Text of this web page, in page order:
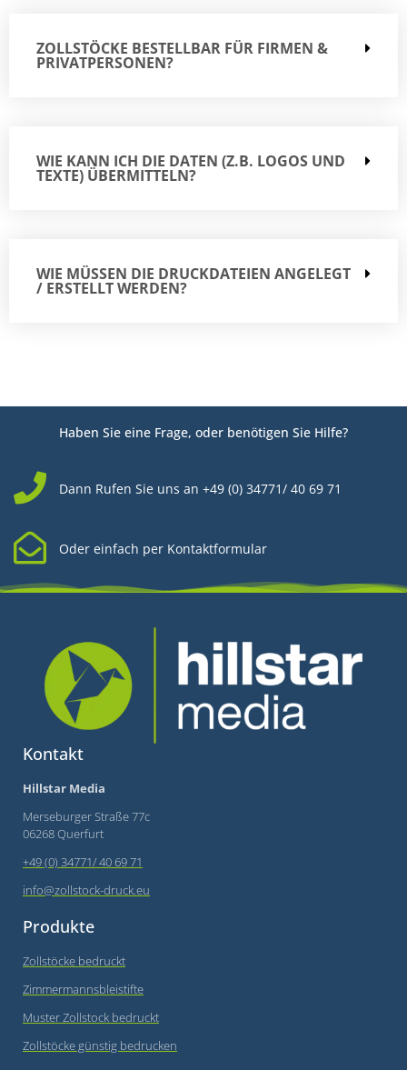
ZOLLSTÖCKE BESTELLBAR FÜR FIRMEN &
PRIVATPERSONEN?
WIE KANN ICH DIE DATEN (Z.B. LOGOS UND
TEXTE) ÜBERMITTELN?
WIE MÜSSEN DIE DRUCKDATEIEN ANGELEGT
/ ERSTELLT WERDEN?
Haben Sie eine Frage, oder benötigen Sie Hilfe?
Dann Rufen Sie uns an +49 (0) 34771/ 40 69 71
Oder einfach per Kontaktformular
Kontakt
Hillstar Media
Merseburger Straße 77c
06268 Querfurt
+49 (0) 34771/ 40 69 71
info@zollstock-druck.eu
Produkte
Zollstöcke bedruckt
Zimmermannsbleistifte
Muster Zollstock bedruckt
Zollstöcke günstig bedrucken